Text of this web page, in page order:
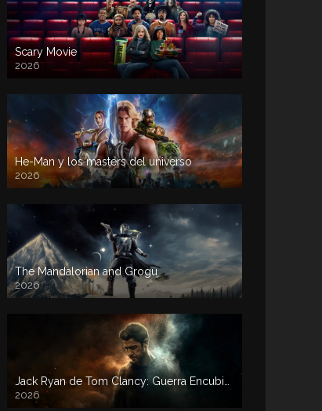
Scary Movie
2026
He-Man y los masters del universo
2026
The Mandalorian and Grogu
2026
2026